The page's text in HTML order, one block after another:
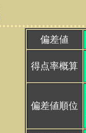
偏差値
得点率概算
偏差値順位